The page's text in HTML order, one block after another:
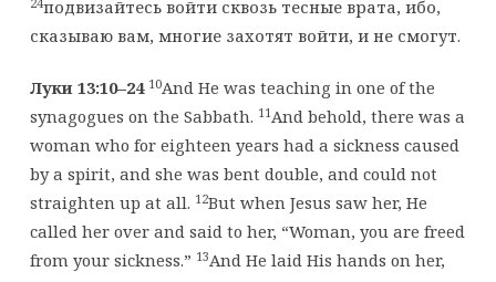
подвизайтесь войти сквозь тесные врата, ибо,
сказываю вам, многие захотят войти, и не смогут.
Луки 13:10–24 10And He was teaching in one of the
synagogues on the Sabbath. 11And behold, there was a
woman who for eighteen years had a sickness caused
by a spirit, and she was bent double, and could not
straighten up at all. 12But when Jesus saw her, He
called her over and said to her, “Woman, you are freed
from your sickness.” 13And He laid His hands on her,